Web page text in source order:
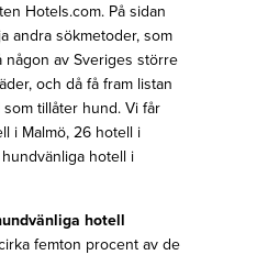
Hotels.com. På sidan
andra sökmetoder, som
någon av Sveriges större
och då få fram listan
tillåter hund. Vi får
i Malmö, 26 hotell i
hotell i
hotell
femton procent av de